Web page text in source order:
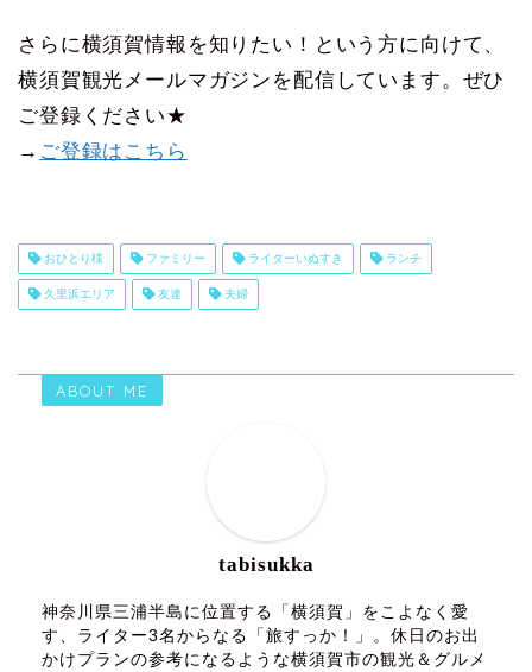
さらに横須賀情報を知りたい！という方に向けて、
横須賀観光メールマガジンを配信しています。ぜひ
ご登録ください★
→ ご登録はこちら
おひとり様 ファミリー ライターいぬすき ランチ
久里浜エリア 友達 夫婦
ABOUT ME
tabisukka
神奈川県三浦半島に位置する「横須賀」をこよなく愛
す、ライター3名からなる「旅すっか！」。休日のお出
かけプランの参考になるような横須賀市の観光＆グルメ